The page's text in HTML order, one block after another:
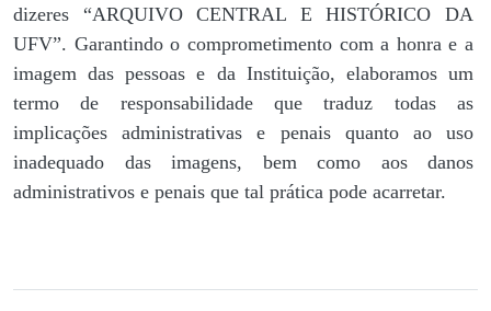
dizeres “ARQUIVO CENTRAL E HISTÓRICO DA
UFV”. Garantindo o comprometimento com a honra e a
imagem das pessoas e da Instituição, elaboramos um
termo de responsabilidade que traduz todas as
implicações administrativas e penais quanto ao uso
inadequado das imagens, bem como aos danos
administrativos e penais que tal prática pode acarretar.